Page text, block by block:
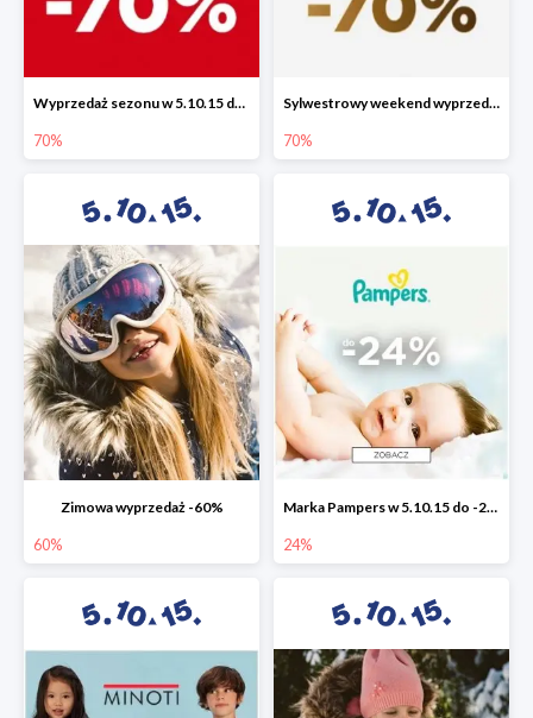
Wyprzedaż sezonu w 5.10.15 do -70%
70%
Sylwestrowy weekend wyprzedaży do -70%
70%
Zimowa wyprzedaż -60%
60%
Marka Pampers w 5.10.15 do -24%
24%